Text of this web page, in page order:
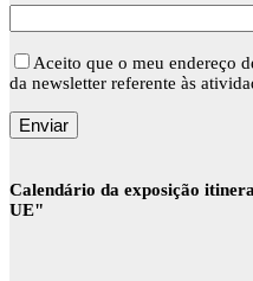
Aceito que o meu endereço
da newsletter referente às
Calendário da exposição
UE"